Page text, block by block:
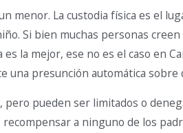
menor. La custodia física es el
Si bien muchas personas
la mejor, ese no es el caso en
una presunción automática
pueden ser limitados o
a ninguno de los